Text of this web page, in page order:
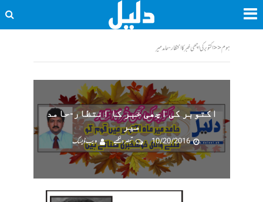
ہوم<<اکتوبر کی اچھی خبر کا انتظار-حامد میر
اکتوبر کی اچھی خبر کا انتظار-حامد
میر
10/20/2016
تبصرہ لکھیے ویب ڈیسک